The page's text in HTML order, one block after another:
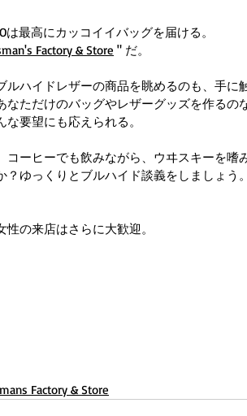
最高にカッコイイバッグを届ける。
Factory & Store " だ。
ハイドレザーの商品を眺めるのも、手に
ただけのバッグやレザーグッズを作るの
要望にも応えられる。
ーヒーでも飲みながら、ウヰスキーを嗜
ゆっくりとブルハイド談義をしましょう
の来店はさらに大歓迎。
Factory & Store